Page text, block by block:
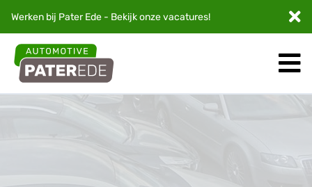
Werken bij Pater Ede - Bekijk onzevacatures!